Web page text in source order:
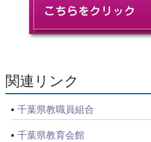
関連リンク
千葉県教職員組合
千葉県教育会館